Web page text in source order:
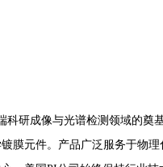
成像与光谱检测领域的奠基
膜元件。产品广泛服务于物